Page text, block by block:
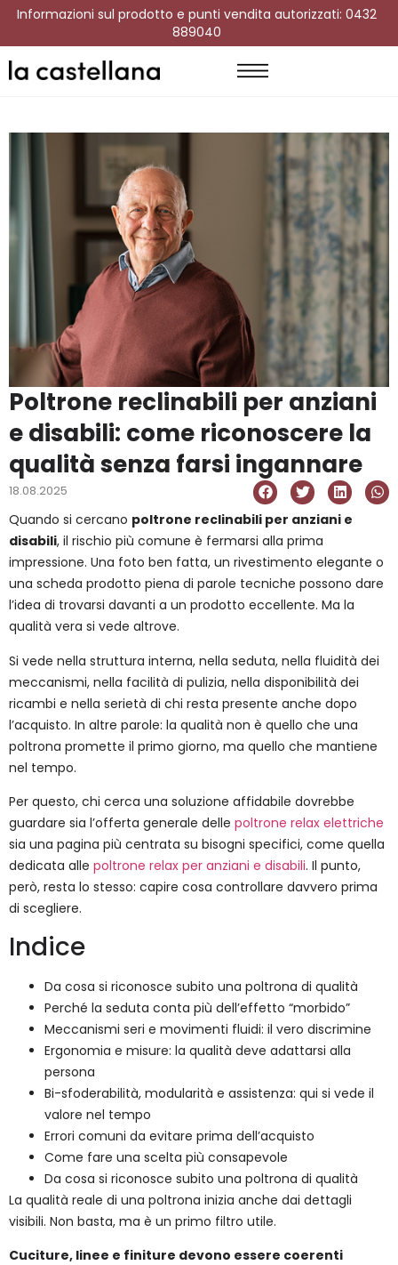
Informazioni sul prodotto e punti vendita autorizzati: 0432
889040
Poltrone reclinabili per anziani
e disabili: come riconoscere la
qualità senza farsi ingannare
18.08.2025
Quando si cercano poltrone reclinabili per anziani e
disabili, il rischio più comune è fermarsi alla prima
impressione. Una foto ben fatta, un rivestimento elegante o
una scheda prodotto piena di parole tecniche possono dare
l’idea di trovarsi davanti a un prodotto eccellente. Ma la
qualità vera si vede altrove.
Si vede nella struttura interna, nella seduta, nella fluidità dei
meccanismi, nella facilità di pulizia, nella disponibilità dei
ricambi e nella serietà di chi resta presente anche dopo
l’acquisto. In altre parole: la qualità non è quello che una
poltrona promette il primo giorno, ma quello che mantiene
nel tempo.
Per questo, chi cerca una soluzione affidabile dovrebbe
guardare sia l’offerta generale delle poltrone relax elettriche
sia una pagina più centrata su bisogni specifici, come quella
dedicata alle poltrone relax per anziani e disabili. Il punto,
però, resta lo stesso: capire cosa controllare davvero prima
di scegliere.
Indice
Da cosa si riconosce subito una poltrona di qualità
Perché la seduta conta più dell’effetto “morbido”
Meccanismi seri e movimenti fluidi: il vero discrimine
Ergonomia e misure: la qualità deve adattarsi alla
persona
Bi-sfoderabilità, modularità e assistenza: qui si vede il
valore nel tempo
Errori comuni da evitare prima dell’acquisto
Come fare una scelta più consapevole
Da cosa si riconosce subito una poltrona di qualità
La qualità reale di una poltrona inizia anche dai dettagli
visibili. Non basta, ma è un primo filtro utile.
Cuciture, linee e finiture devono essere coerenti